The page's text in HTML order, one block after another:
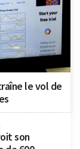
le vol de
son